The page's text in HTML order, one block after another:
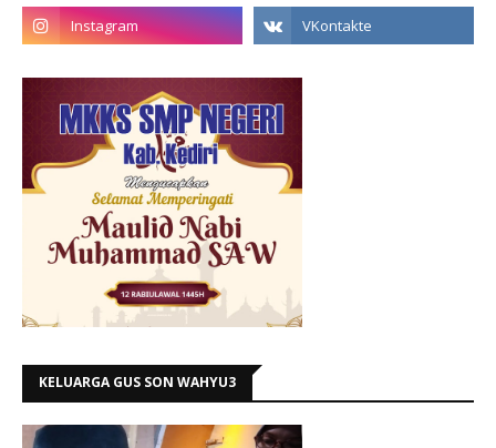
KELUARGA GUS SON WAHYU3